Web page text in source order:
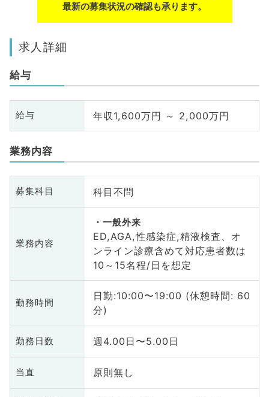
最新の募集状況の確認も承ります。
求人詳細
給与
給与 年収1,600万円 ～ 2,000万円
業務内容
募集科目 科目不問
業務内容
一般外来
ED,AGA,性感染症,精液検査、オ
ンライン診療含めて対応患者数は
10～15名程/日を想定
勤務時間
日勤:10:00〜19:00 (休憩時間: 60
分)
勤務日数 週4.00日〜5.00日
当直 原則無し